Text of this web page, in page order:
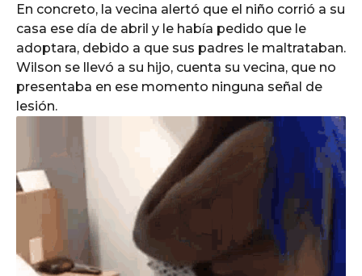
En concreto, la vecina alertó que el niño corrió a su
casa ese día de abril y le había pedido que le
adoptara, debido a que sus padres le maltrataban.
Wilson se llevó a su hijo, cuenta su vecina, que no
presentaba en ese momento ninguna señal de
lesión.